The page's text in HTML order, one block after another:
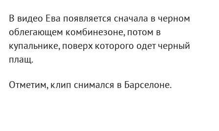
В видео Ева появляется сначала в черном
облегающем комбинезоне, потом в
купальнике, поверх которого одет черный
плащ.
Отметим, клип снимался в Барселоне.